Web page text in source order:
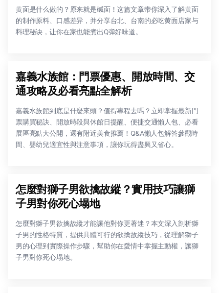
黄面是什么做的？原来就是碱面！这篇文章带你深入了解黄面
的制作原料、口感差异，并分享台北、台南的必吃黄面店家与
料理秘诀，让你在家也能煮出Q弹好味道。
嘉義水族館：門票優惠、開放時間、交
通攻略及必看亮點全解析
嘉義水族館到底是什麼來頭？值得專程去嗎？立即掌握最新門
票購買秘訣、開放時段與休館日提醒、便捷交通懶人包、必看
展區亮點大公開，還有附近美食推薦！Q&A懶人包解答參觀時
間、嬰幼兒適宜性與注意事項，讓你玩得盡興又省心。
怎麼對獅子男欲擒故縱？實用技巧讓獅
子男對你死心塌地
怎麼對獅子男欲擒故縱才能讓他對你更著迷？本文深入剖析獅
子男的性格特質，提供具體可行的欲擒故縱技巧，從理解獅子
男的心理到實際操作步驟，幫助你在愛情中掌握主動權，讓獅
子男對你死心塌地。